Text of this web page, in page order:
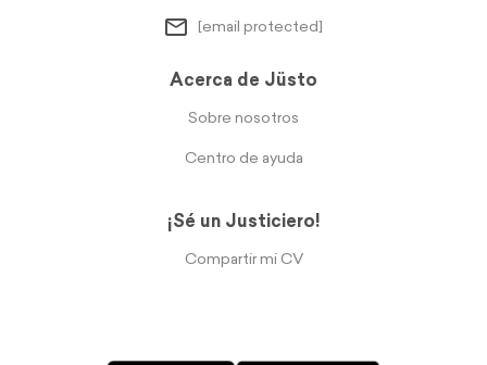
[email protected]
Acerca de Jüsto
Sobre nosotros
Centro de ayuda
¡Sé un Justiciero!
Compartir mi CV